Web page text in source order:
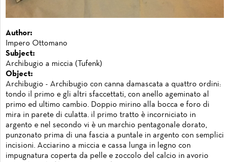
Author:
Impero Ottomano
Subject:
Archibugio a miccia (Tufenk)
Object:
Archibugio - Archibugio con canna damascata a quattro ordini:
tondo il primo e gli altri sfaccettati, con anello ageminato al
primo ed ultimo cambio. Doppio mirino alla bocca e foro di
mira in parete di culatta. il primo tratto è incorniciato in
argento e nel secondo vi è un marchio pentagonale dorato,
punzonato prima di una fascia a puntale in argento con semplici
incisioni. Acciarino a miccia e cassa lunga in legno con
impugnatura coperta da pelle e zoccolo del calcio in avorio